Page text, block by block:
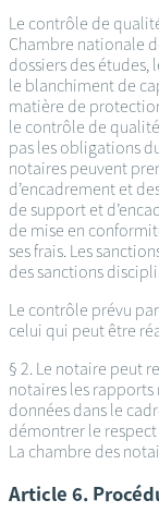
Le contrôle de
Chambre nationale
dossiers des études,
le blanchiment de
matière de
le contrôle de
pas les obligations
notaires peuvent
d’encadrement et
de support et
de mise en
ses frais. Les
des sanctions
Le contrôle prévu
celui qui peut être
§ 2. Le notaire peut
notaires les
données dans le
démontrer le
La chambre des
Article 6.